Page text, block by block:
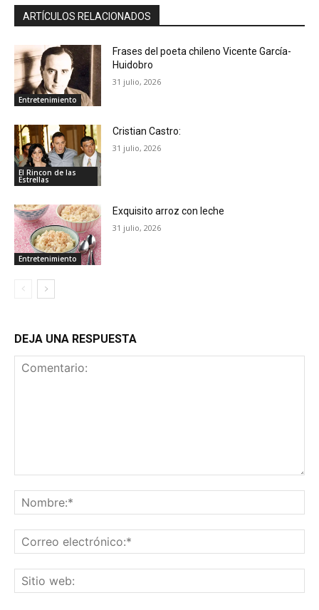
ARTÍCULOS RELACIONADOS
Entretenimiento
Frases del poeta chileno Vicente García-
Huidobro
31 julio, 2026
El Rincon de las
Estrellas
Cristian Castro:
31 julio, 2026
Entretenimiento
Exquisito arroz con leche
31 julio, 2026
DEJA UNA RESPUESTA